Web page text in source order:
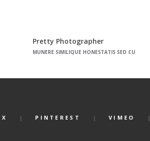
Pretty Photographer
MUNERE SIMILIQUE HONESTATIS SED CU
X PINTEREST VIMEO